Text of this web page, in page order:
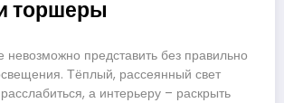
торшеры
представить без правильно
Тёплый, рассеянный свет
а интерьеру – раскрыть